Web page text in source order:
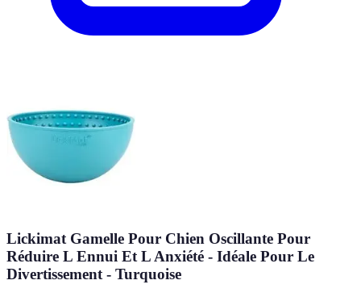
Lickimat Gamelle Pour Chien Oscillante Pour
Réduire L Ennui Et L Anxiété - Idéale Pour Le
Divertissement - Turquoise